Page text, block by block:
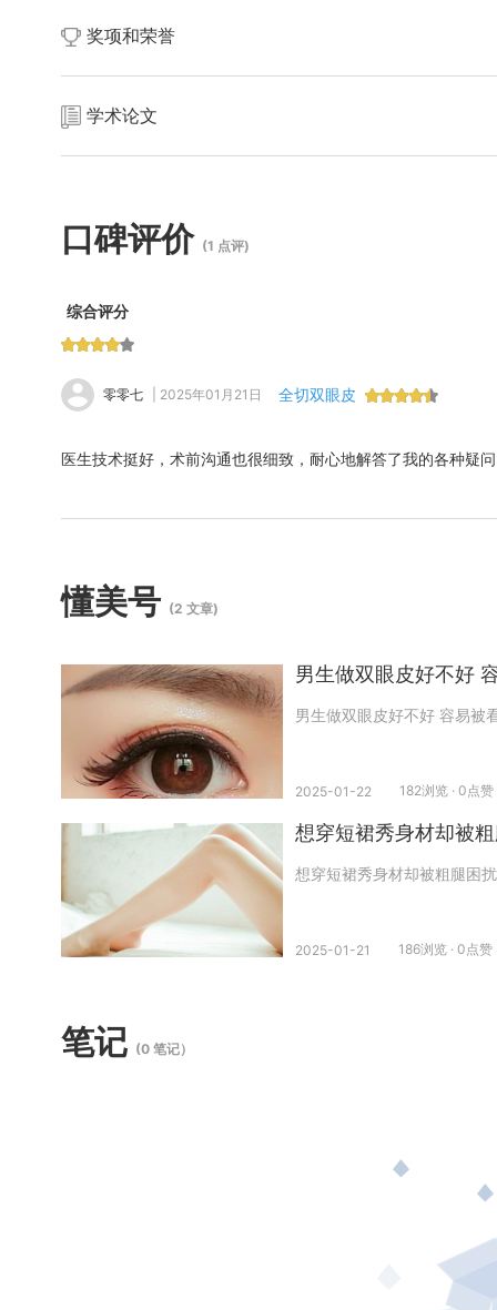
奖项和荣誉
学术论文
口碑评价 (1 点评)
综合评分
零零七 | 2025年01月21日 全切双眼皮
医生技术挺好，术前沟通也很细致，耐心地解答了我的各种疑
懂美号 (2 文章)
男生做双眼皮好不好
男生做双眼皮好不好 容易被
2025-01-22 182浏览 · 0点赞
想穿短裙秀身材却被
想穿短裙秀身材却被粗腿困
2025-01-21 186浏览 · 0点赞
笔记 (0 笔记）